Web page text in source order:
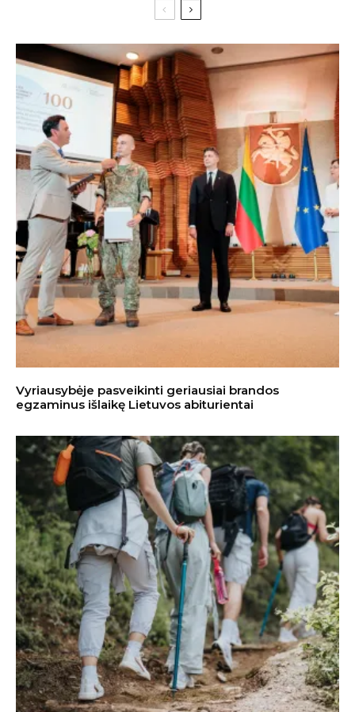
Vyriausybėje pasveikinti geriausiai brandos
egzaminus išlaikę Lietuvos abiturientai